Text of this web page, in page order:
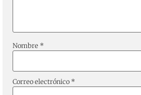
Nombre *
Correo electrónico *